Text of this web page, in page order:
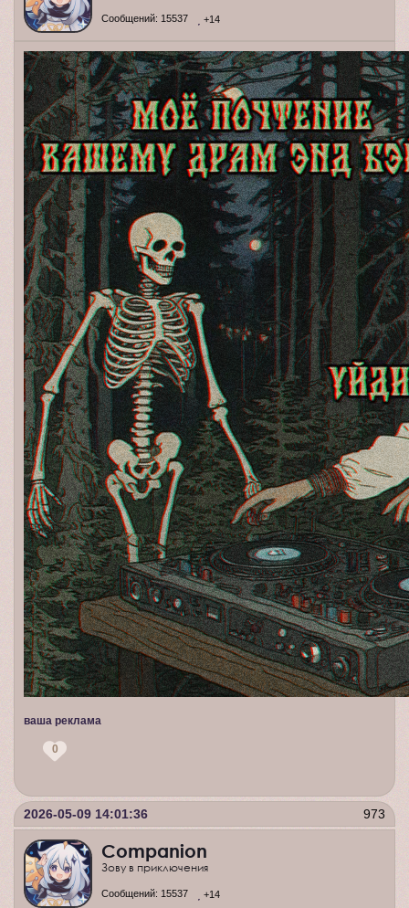
Сообщений: 15537 +14
ваша реклама
0
973
2026-05-09 14:01:36
Companion
Зову в приключения
Сообщений: 15537 +14